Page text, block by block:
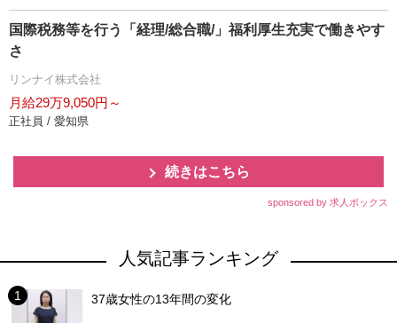
国際税務等を行う「経理/総合職/」福利厚生充実で働きやす
さ
リンナイ株式会社
月給29万9,050円～
正社員 / 愛知県
続きはこちら
sponsored by 求人ボックス
人気記事ランキング
37歳女性の13年間の変化